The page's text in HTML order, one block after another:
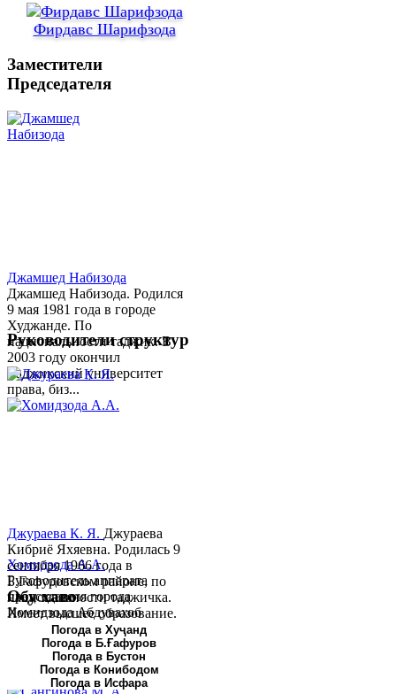
Фирдавс Шарифзода
Заместители
Председателя
Джамшед Набизода
Джамшед Набизода. Родился
9 мая 1981 года в городе
Худжанде. По
национальности таджик. В
2003 году окончил
Таджикский университет
права, биз...
Хомидзода А.А.
Руководитель аппарата
председателя города
Хомидзода Абдувахоб
Абдумаджид родился 8
июня 1978 года в городе
Худжанде. По
национальности...
Руководители структур
Джураева К. Я. Джураева
Кибриё Яхяевна. Родилась 9
сентября 1966 года в
Б.Гафуровском районе, по
национальности таджичка.
Имеет высшее образование.
В 1997 ...
Обу хаво
Погода в Хуҷанд
Погода в Б.Ғафуров
Погода в Бустон
Погода в Конибодом
Погода в Исфара